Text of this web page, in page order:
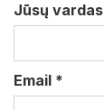
Jūsų vardas
Email *